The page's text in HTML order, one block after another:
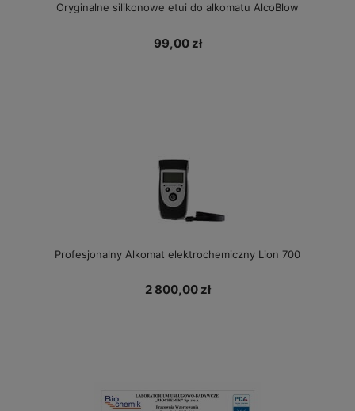
Oryginalne silikonowe etui do alkomatu AlcoBlow
99,00 zł
Profesjonalny Alkomat elektrochemiczny Lion 700
2 800,00 zł